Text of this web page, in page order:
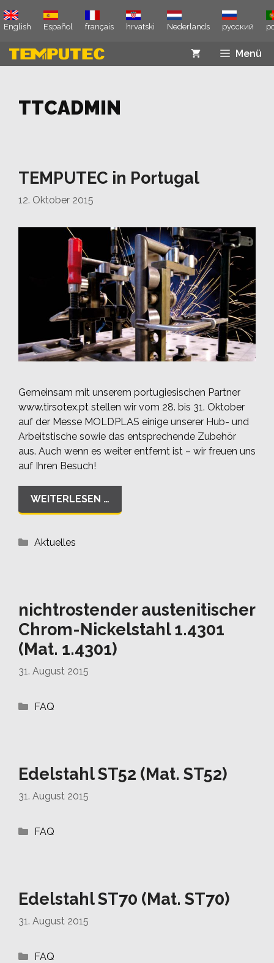
Inhalt
English Español français hrvatski Nederlands русский
Menü
TTCADMIN
TEMPUTEC in Portugal
12. Oktober 2015
Gemeinsam mit unserem portugiesischen Partner
www.tirsotex.pt stellen wir vom 28. bis 31. Oktober
auf der Messe MOLDPLAS einige unserer Hub- und
Arbeitstische sowie das entsprechende Zubehör
aus. Auch wenn es weiter entfernt ist – wir freuen uns
auf Ihren Besuch!
WEITERLESEN …
Kategorien
Aktuelles
nichtrostender austenitischer
Chrom-Nickelstahl 1.4301
(Mat. 1.4301)
31. August 2015
Kategorien
FAQ
Edelstahl ST52 (Mat. ST52)
31. August 2015
Kategorien
FAQ
Edelstahl ST70 (Mat. ST70)
31. August 2015
Kategorien
FAQ